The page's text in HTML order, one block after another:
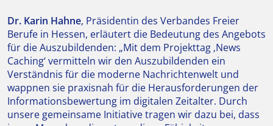
Dr. Karin Hahne, Präsidentin des Verbandes Freier
Berufe in Hessen, erläutert die Bedeutung des Angebots
für die Auszubildenden: „Mit dem Projekttag ‚News
Caching‘ vermitteln wir den Auszubildenden ein
Verständnis für die moderne Nachrichtenwelt und
wappnen sie praxisnah für die Herausforderungen der
Informationsbewertung im digitalen Zeitalter. Durch
unsere gemeinsame Initiative tragen wir dazu bei, dass